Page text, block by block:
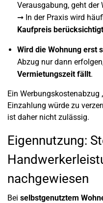
Verausgabung, geht der
➞ In der Praxis wird
Kaufpreis berücksichtigt
Wird die Wohnung erst
Abzug nur dann
Vermietungszeit fällt.
Ein Werbungskostenabzug
Einzahlung würde zu
ist daher nicht zulässig.
Eigennutzung:
nachgewiesen
Bei selbstgenutztem